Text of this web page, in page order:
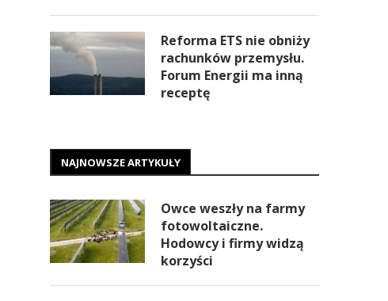
Reforma ETS nie obniży
rachunków przemysłu.
Forum Energii ma inną
receptę
NAJNOWSZE ARTYKUŁY
Owce weszły na farmy
fotowoltaiczne.
Hodowcy i firmy widzą
korzyści